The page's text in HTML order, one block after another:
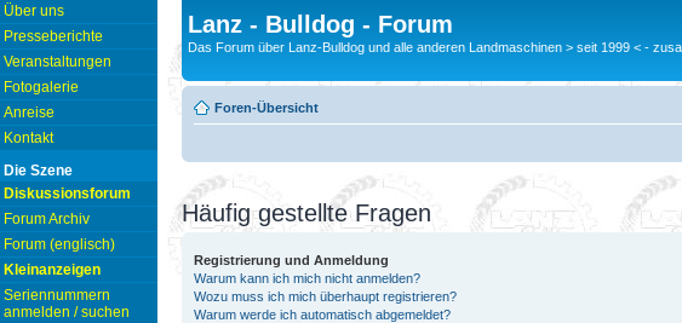
Über uns
Presseberichte
Veranstaltungen
Fotogalerie
Anreise
Kontakt
Die Szene
Diskussionsforum
Forum Archiv
Forum (englisch)
Kleinanzeigen
Seriennummern
anmelden / suchen
Lanz - Bulldog - Forum
Das Forum über Lanz-Bulldog und alle anderen Landmaschinen > seit 1999 < -
Foren-Übersicht
Häufig gestellte Fragen
Registrierung und Anmeldung
Warum kann ich mich nicht anmelden?
Wozu muss ich mich überhaupt registrieren?
Warum werde ich automatisch abgemeldet?